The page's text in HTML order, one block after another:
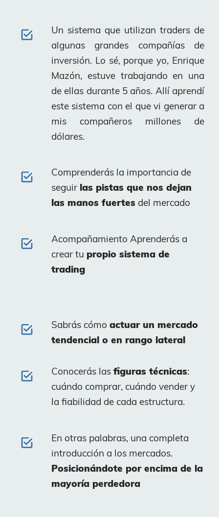
Un sistema que utilizan traders de
algunas grandes compañías de
inversión. Lo sé, porque yo, Enrique
Mazón, estuve trabajando en una
de ellas durante 5 años. Allí aprendí
este sistema con el que vi generar a
mis compañeros millones de
dólares.
Comprenderás la importancia de
seguir las pistas que nos dejan
las manos fuertes del mercado
Acompañamiento Aprenderás a
crear tu propio sistema de
trading
Sabrás cómo actuar un mercado
tendencial o en rango lateral
Conocerás las figuras técnicas:
cuándo comprar, cuándo vender y
la fiabilidad de cada estructura.
En otras palabras, una completa
introducción a los mercados.
Posicionándote por encima de la
mayoría perdedora